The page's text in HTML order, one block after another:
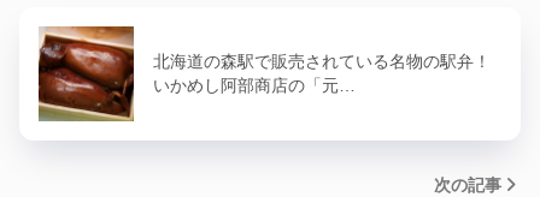
北海道の森駅で販売されている名物の駅弁！
いかめし阿部商店の「元…
次の記事